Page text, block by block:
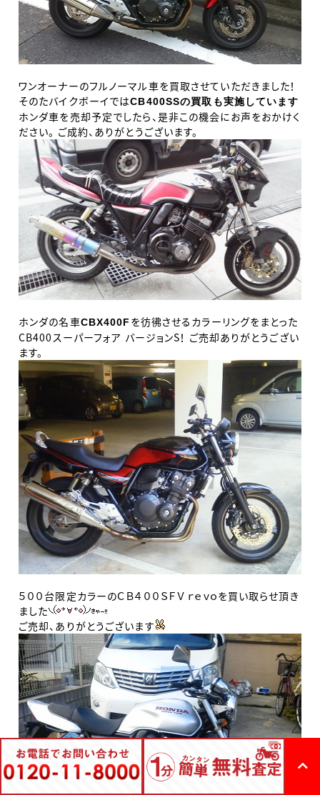
ワンオーナーのフルノーマル車を買取させていただきました！
そのたバイクボーイではCB400SSの買取も実施しています
ホンダ車を売却予定でしたら、是非この機会にお声をおかけく
ださい。 ご成約、ありがとうございます。
ホンダの名車CBX400F を彷彿させるカラーリングをまとった
CB400スーパーフォア バージョンS！ ご売却ありがとうござい
ます。
５００台限定カラーのＣＢ４００ＳＦＶ ｒｅｖｏを買い取らせ頂き
ました
ご売却、ありがとうございます